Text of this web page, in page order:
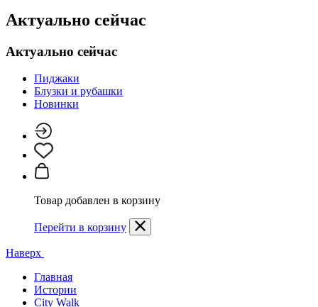
Актуально сейчас
Актуально сейчас
Пиджаки
Блузки и рубашки
Новинки
Товар добавлен в корзину
Перейти в корзину
Наверх
Главная
Истории
City Walk